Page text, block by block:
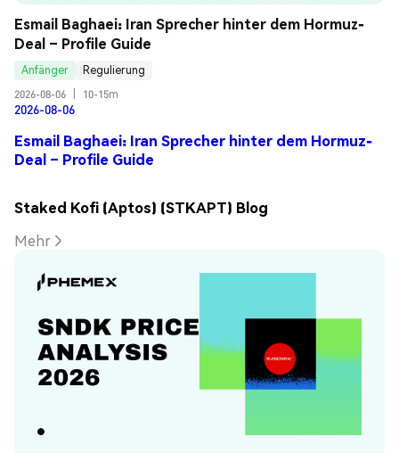
Esmail Baghaei: Iran Sprecher hinter dem Hormuz-
Deal – Profile Guide
Anfänger
Regulierung
2026-08-06
10-15m
2026-08-06
Esmail Baghaei: Iran Sprecher hinter dem Hormuz-
Deal – Profile Guide
Staked Kofi (Aptos) (STKAPT) Blog
Mehr